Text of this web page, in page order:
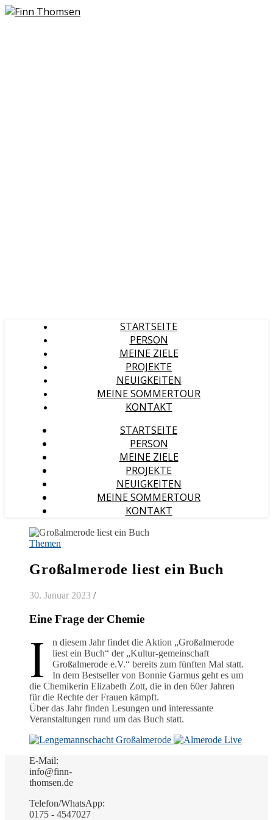
STARTSEITE
PERSON
MEINE ZIELE
PROJEKTE
NEUIGKEITEN
MEINE SOMMERTOUR
KONTAKT
STARTSEITE
PERSON
MEINE ZIELE
PROJEKTE
NEUIGKEITEN
MEINE SOMMERTOUR
KONTAKT
Themen
Großalmerode liest ein Buch
30. Januar 2023 /
Eine Frage der Chemie
I
n diesem Jahr findet die Aktion „Großalmerode
liest ein Buch“ der „Kultur-gemeinschaft
Großalmerode e.V.“ bereits zum fünften Mal statt.
In dem Bestseller von Bonnie Garmus geht es um
die Chemikerin Elizabeth Zott, die in den 60er Jahren
für die Rechte der Frauen kämpft.
Über das Jahr finden Lesungen und interessante
Veranstaltungen rund um das Buch statt.
E-Mail:
info@finn-
thomsen.de
Telefon/WhatsApp:
0175 - 4547027